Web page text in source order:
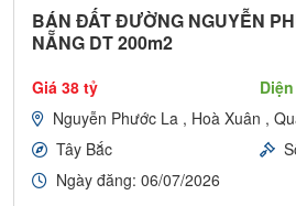
BÁN ĐẤT ĐƯỜNG NGUYỄN
NẴNG DT 200m2
Giá 38 tỷ
Nguyễn Phước La , Hoà Xuân ,
Tây Bắc
Ngày đăng: 06/07/2026